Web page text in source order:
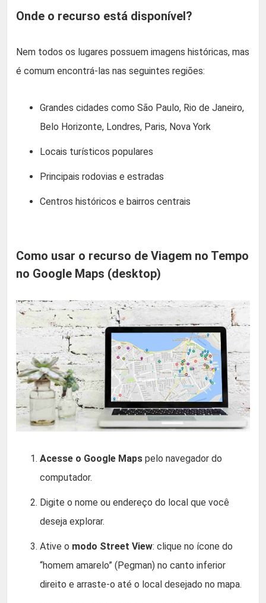
Onde o recurso está disponível?
Nem todos os lugares possuem imagens históricas, mas
é comum encontrá-las nas seguintes regiões:
Grandes cidades como São Paulo, Rio de Janeiro,
Belo Horizonte, Londres, Paris, Nova York
Locais turísticos populares
Principais rodovias e estradas
Centros históricos e bairros centrais
Como usar o recurso de Viagem no Tempo
no Google Maps (desktop)
Acesse o Google Maps pelo navegador do
computador.
Digite o nome ou endereço do local que você
deseja explorar.
Ative o modo Street View: clique no ícone do
“homem amarelo” (Pegman) no canto inferior
direito e arraste-o até o local desejado no mapa.